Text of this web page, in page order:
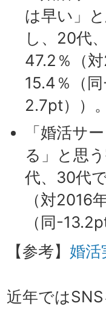
は早い」
し、20代
47.2％（
15.4％（
2.7pt））。
「婚活サ
る」と思
代、30代
（対2016
（同-
【参考】 婚活
近年では